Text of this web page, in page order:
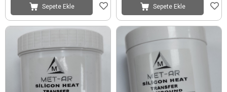
Sepete Ekle Sepete Ekle